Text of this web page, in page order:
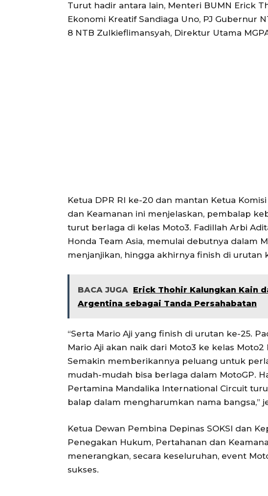
Turut hadir antara lain, Menteri BUMN Erick
Ekonomi Kreatif Sandiaga Uno, PJ Gubernur
8 NTB Zulkieflimansyah, Direktur Utama
Ketua DPR RI ke-20 dan mantan Ketua
dan Keamanan ini menjelaskan, pembalap
turut berlaga di kelas Moto3. Fadillah Arbi
Honda Team Asia, memulai debutnya dalam
menjanjikan, hingga akhirnya finish di urutan
BACA JUGA Erick Thohir Kalungkan Kain
Argentina sebagai Tanda Persahabatan
“Serta Mario Aji yang finish di urutan ke-25.
Mario Aji akan naik dari Moto3 ke kelas Moto2
Semakin memberikannya peluang untuk
mudah-mudah bisa berlaga dalam MotoGP.
Pertamina Mandalika International Circuit
balap dalam mengharumkan nama bangsa,”
Ketua Dewan Pembina Depinas SOKSI dan
Penegakan Hukum, Pertahanan dan
menerangkan, secara keseluruhan, event
sukses.